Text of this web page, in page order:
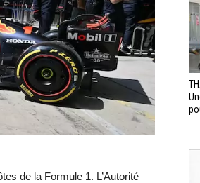
de la Formule 1. L’Autorité